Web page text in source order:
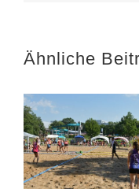
Ähnliche